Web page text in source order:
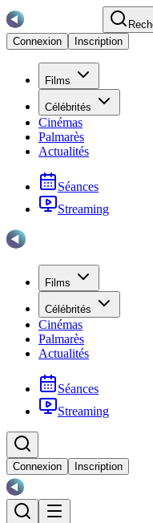
Connexion
Inscription
Films
Célébrités
Cinémas
Palmarès
Actualités
Séances
Streaming
Films
Célébrités
Cinémas
Palmarès
Actualités
Séances
Streaming
Connexion Inscription